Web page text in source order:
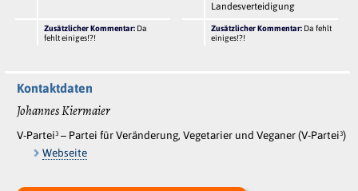
Landesverteidigung
Zusätzlicher Kommentar: Da
fehlt einiges!?!
Zusätzlicher Kommentar: Da fehlt
einiges!?!
Kontaktdaten
Johannes Kiermaier
V-Partei³ – Partei für Veränderung, Vegetarier und Veganer (V-Partei³)
Webseite